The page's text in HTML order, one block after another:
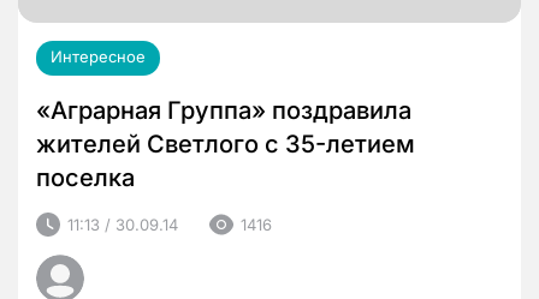
Интересное
«Аграрная Группа» поздравила
жителей Светлого с 35-летием
поселка
11:13 / 30.09.14 1416